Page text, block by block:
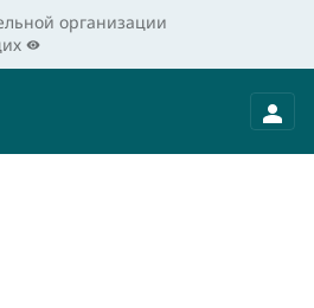
организации